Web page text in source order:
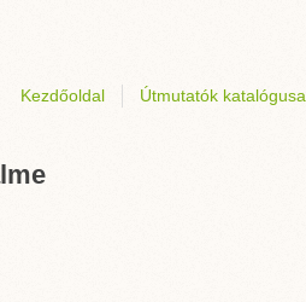
Kezdőoldal Útmutatók katalógusa